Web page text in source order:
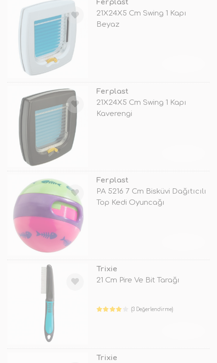
Ferplast
21X24X5 Cm Swing 1 Kapı
Beyaz
Ferplast
21X24X5 Cm Swing 1 Kapı
Kaverengi
Ferplast
PA 5216 7 Cm Bisküvi Dağıtıcılı
Top Kedi Oyuncağı
Trixie
21 Cm Pire Ve Bit Tarağı
(3 Değerlendirme)
Trixie